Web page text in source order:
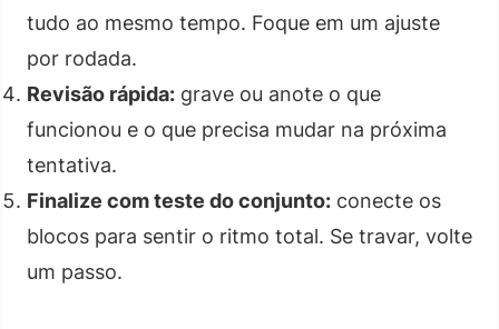
tudo ao mesmo tempo. Foque em um ajuste
por rodada.
Revisão rápida: grave ou anote o que
funcionou e o que precisa mudar na próxima
tentativa.
Finalize com teste do conjunto: conecte os
blocos para sentir o ritmo total. Se travar, volte
um passo.